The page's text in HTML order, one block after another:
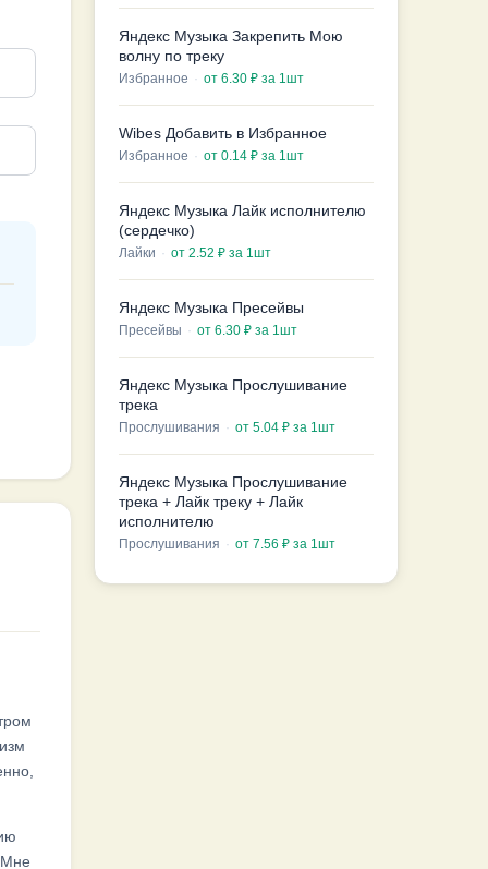
Мне
Яндекс Музыка Закрепить Мою
волну по треку
Избранное · от 6.30 ₽ за 1шт
Wibes Добавить в Избранное
Избранное · от 0.14 ₽ за 1шт
Яндекс Музыка Лайк исполнителю
(сердечко)
Лайки · от 2.52 ₽ за 1шт
Яндекс Музыка Пресейвы
Пресейвы · от 6.30 ₽ за 1шт
Яндекс Музыка Прослушивание
трека
Прослушивания · от 5.04 ₽ за 1шт
Яндекс Музыка Прослушивание
трека + Лайк треку + Лайк
исполнителю
Прослушивания · от 7.56 ₽ за 1шт